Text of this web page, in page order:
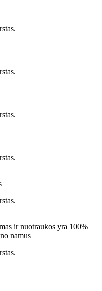
ir nuotraukos yra 100%
namus